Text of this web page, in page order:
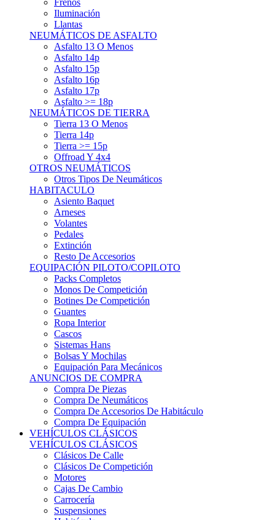
Frenos
Iluminación
Llantas
NEUMÁTICOS DE ASFALTO
Asfalto 13 O Menos
Asfalto 14p
Asfalto 15p
Asfalto 16p
Asfalto 17p
Asfalto >= 18p
NEUMÁTICOS DE TIERRA
Tierra 13 O Menos
Tierra 14p
Tierra >= 15p
Offroad Y 4x4
OTROS NEUMÁTICOS
Otros Tipos De Neumáticos
HABITACULO
Asiento Baquet
Arneses
Volantes
Pedales
Extinción
Resto De Accesorios
EQUIPACIÓN PILOTO/COPILOTO
Packs Completos
Monos De Competición
Botines De Competición
Guantes
Ropa Interior
Cascos
Sistemas Hans
Bolsas Y Mochilas
Equipación Para Mecánicos
ANUNCIOS DE COMPRA
Compra De Piezas
Compra De Neumáticos
Compra De Accesorios De Habitáculo
Compra De Equipación
VEHÍCULOS CLÁSICOS
VEHÍCULOS CLÁSICOS
Clásicos De Calle
Clásicos De Competición
Motores
Cajas De Cambio
Carrocería
Suspensiones